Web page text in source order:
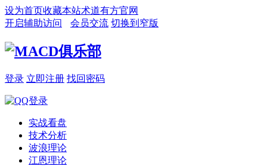
设为首页收藏本站术道有方官网
开启辅助访问
会员交流 切换到窄版
登录 立即注册 找回密码
实战看盘
技术分析
波浪理论
江恩理论